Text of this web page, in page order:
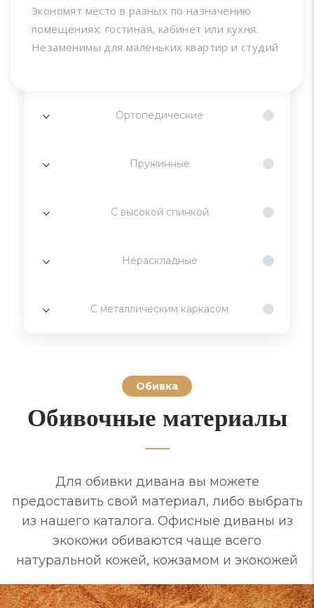
Экономят место в разных по назначению
помещениях: гостиная, кабинет или кухня.
Незаменимы для маленьких квартир и студий
Ортопедические
Пружинные
С высокой спинкой
Нераскладные
С металлическим каркасом
Обивка
Обивочные материалы
Для обивки дивана вы можете
предоставить свой материал, либо выбрать
из нашего каталога. Офисные диваны из
экокожи обиваются чаще всего
натуральной кожей, кожзамом и экокожей